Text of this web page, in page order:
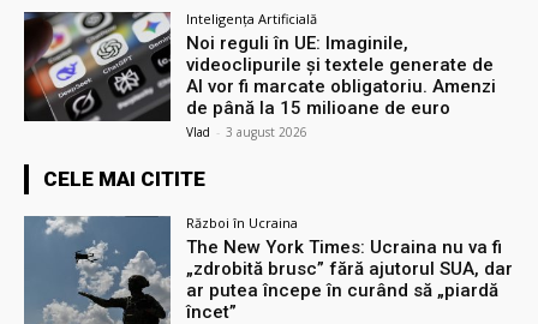
Inteligența Artificială
Noi reguli în UE: Imaginile,
videoclipurile și textele generate de
AI vor fi marcate obligatoriu. Amenzi
de până la 15 milioane de euro
Vlad - 3 august 2026
CELE MAI CITITE
Război în Ucraina
The New York Times: Ucraina nu va fi
„zdrobită brusc” fără ajutorul SUA, dar
ar putea începe în curând să „piardă
încet”